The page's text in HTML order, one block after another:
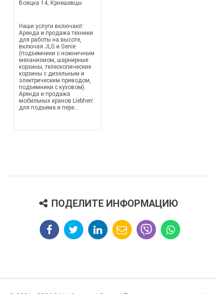
Вояцка 14, Крнешевцы
Наши услуги включают:
Аренда и продажа техники
для работы на высоте,
включая JLG и Genie
(подъемники с ножничным
механизмом, шарнирные
корзины, телескопические
корзины с дизельным и
электрическим приводом,
подъемники с кузовом).
Аренда и продажа
мобильных кранов Liebherr
для подъема и пере...
ПОДЕЛИТЕ ИНФОРМАЦИЮ